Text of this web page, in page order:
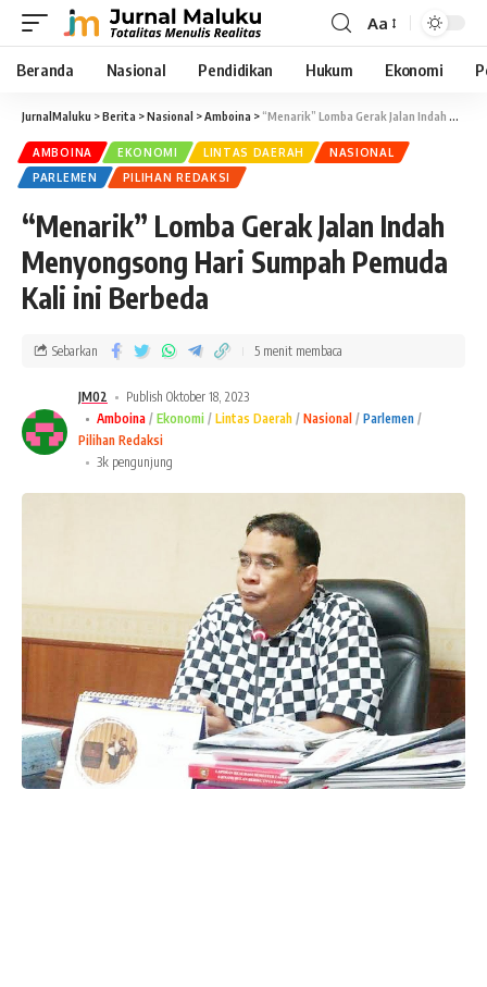
Aa
Beranda Nasional Pendidikan Hukum Ekonomi
JurnalMaluku >Berita >Nasional >Amboina > “Menarik” Lomba Gerak Jalan Indah Menyongsong Hari Sumpah Pemuda Kali ini Berbeda
AMBOINA EKONOMI LINTAS DAERAH
NASIONAL
PARLEMEN
PILIHAN REDAKSI
“Menarik” Lomba Gerak Jalan Indah
Menyongsong Hari Sumpah Pemuda
Kali ini Berbeda
JM02
Publish Oktober 18, 2023
Amboina
Ekonomi Lintas Daerah Nasional
Parlemen
Pilihan Redaksi
3k pengunjung
Sebarkan 5 menit membaca